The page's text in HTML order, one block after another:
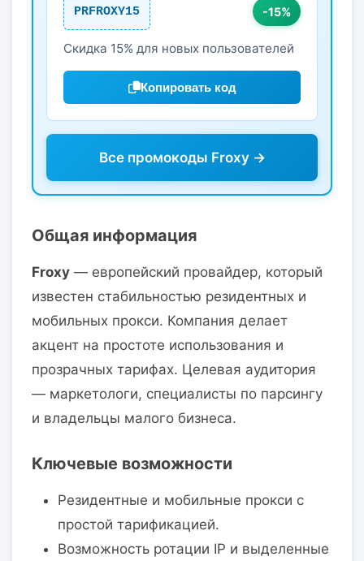
PRFROXY15 -15%
Скидка 15% для новых пользователей
Копировать код
Все промокоды Froxy →
Общая информация
Froxy — европейский провайдер, который
известен стабильностью резидентных и
мобильных прокси. Компания делает
акцент на простоте использования и
прозрачных тарифах. Целевая аудитория
— маркетологи, специалисты по парсингу
и владельцы малого бизнеса.
Ключевые возможности
Резидентные и мобильные прокси с
простой тарификацией.
Возможность ротации IP и выделенные